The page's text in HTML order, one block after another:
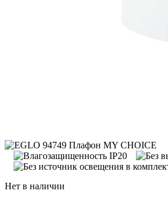
Нет в наличии